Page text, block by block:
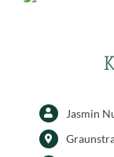
Jasmin